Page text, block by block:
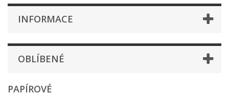
INFORMACE
OBLÍBENÉ
PAPÍROVÉ